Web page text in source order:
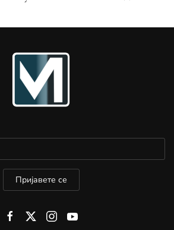
Пријавете се